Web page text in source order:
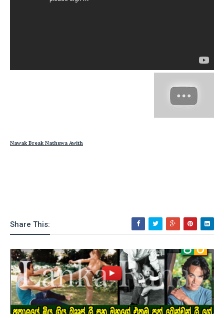
Nawak Break Nathuwa Awith
Share This: